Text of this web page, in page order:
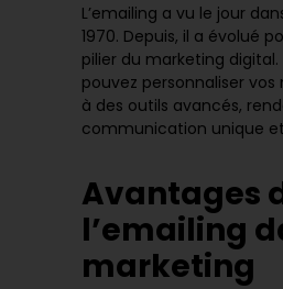
L’emailing a vu le jour
1970. Depuis, il a évolué
pilier du marketing digital.
pouvez personnaliser
à des outils avancés,
communication unique
Avantages
l’emailing
marketing